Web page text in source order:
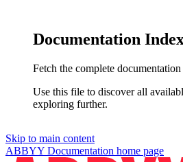
Documentation
Fetch the complete
Use this file to discover all
exploring further.
Skip to main content
ABBYY Documentation home page